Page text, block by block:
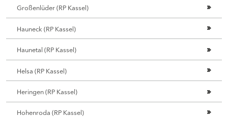
Großenlüder (RP Kassel)
Hauneck (RP Kassel)
Haunetal (RP Kassel)
Helsa (RP Kassel)
Heringen (RP Kassel)
Hohenroda (RP Kassel)